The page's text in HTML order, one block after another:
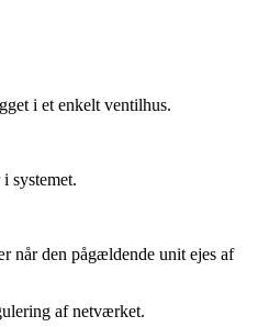
i et enkelt ventilhus.
systemet.
når den pågældende unit ejes af
af netværket.